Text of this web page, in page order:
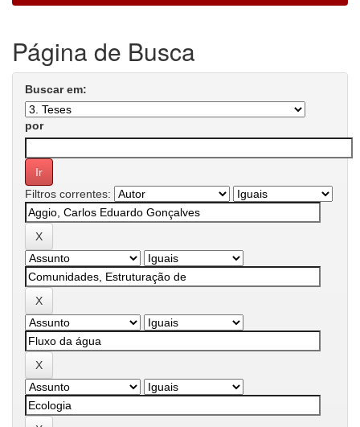
Página de Busca
Buscar em:
por
Filtros correntes: